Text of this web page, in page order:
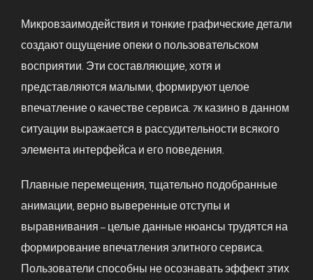
Микровзаимодействия и тонкие графические детали
создают ощущение опеки о пользовательском
восприятии. Эти составляющие, хотя и
представляются малыми, формируют целое
впечатление о качестве сервиса. 7к казино в данном
ситуации выражается в рассудительности всякого
элемента интерфейса и его поведения.
Плавные перемещения, тщательно подобранные
анимации, верно выверенные отступы и
выравнивания – целые данные нюансы трудятся на
формирование впечатления элитного сервиса.
Пользователи способны не осознавать эффект этих